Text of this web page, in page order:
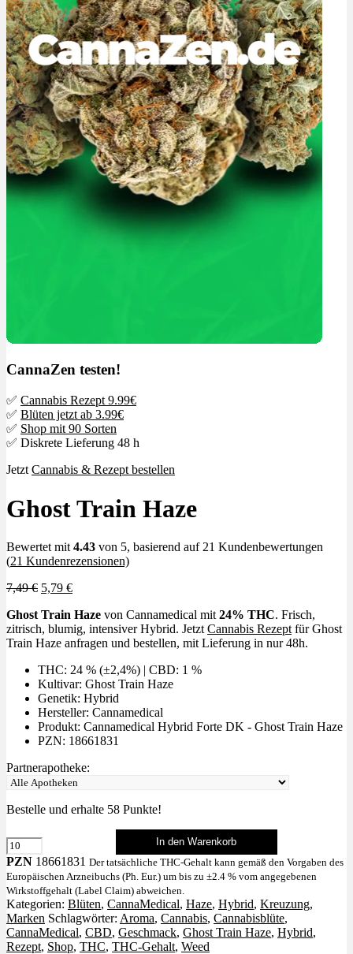
CannaZen testen!
✅ Cannabis Rezept 9.99€
✅ Blüten jetzt ab 3.99€
✅ Shop mit 90 Sorten
✅ Diskrete Lieferung 48 h
Jetzt Cannabis & Rezept bestellen
Ghost Train Haze
Bewertet mit 4.43 von 5, basierend auf 21 Kundenbewertungen
(21 Kundenrezensionen)
7,49€ Ursprünglicher
war:
7,49 €
5,79 €Aktueller
ist:
5,79 €.
Ghost Train Haze von Cannamedical mit 24% THC. Frisch,
zitrisch, blumig, intensiver Hybrid. Jetzt Cannabis Rezept für Ghost
Train Haze anfragen und bestellen, mit Lieferung in nur 48h.
THC: 24 % (±2,4%) | CBD: 1 %
Kultivar: Ghost Train Haze
Genetik: Hybrid
Hersteller: Cannamedical
Produkt: Cannamedical Hybrid Forte DK - Ghost Train Haze
PZN: 18661831
Partnerapotheke:
Bestelle und erhalte 58 Punkte!
Ghost
Train
Haze
Menge
In den Warenkorb
PZN 18661831 Der tatsächliche THC-Gehalt kann gemäß den Vorgaben des
Europäischen Arzneibuchs (Ph. Eur.) um bis zu ±2.4 % vom angegebenen
Wirkstoffgehalt (Label Claim) abweichen.
Kategorien: Blüten, CannaMedical, Haze, Hybrid, Kreuzung,
Marken Schlagwörter: Aroma, Cannabis, Cannabisblüte,
CannaMedical, CBD, Geschmack, Ghost Train Haze, Hybrid,
Rezept, Shop, THC, THC-Gehalt, Weed